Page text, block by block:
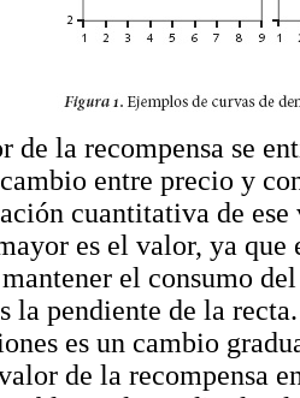
de la recompensa se
entre precio y
cuantitativa de
es el valor, ya que
el consumo
la pendiente de la
es un cambio
de la recompensa